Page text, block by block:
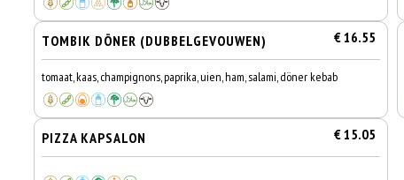
TOMBIK DÖNER (DUBBELGEVOUWEN) € 16.55
tomaat, kaas, champignons, paprika, uien, ham, salami, döner kebab
PIZZA KAPSALON € 15.05